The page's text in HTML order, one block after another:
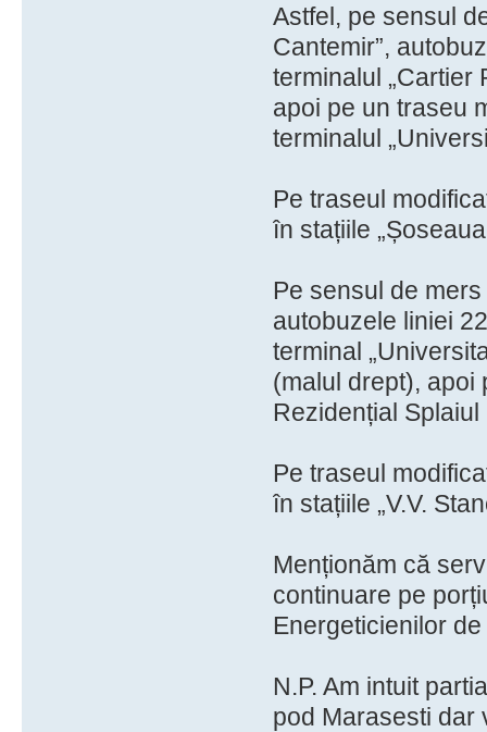
Astfel, pe sensul
Cantemir”,
terminalul „Cartier
apoi pe un traseu
terminalul
Pe traseul
în stațiile
Pe sensul de
autobuzele liniei
terminal
(malul drept), apoi
Rezidențial Splaiul
Pe traseul
în stațiile „V.V.
Menționăm că
continuare pe
Energeticienilor
N.P. Am intuit
pod Marasesti dar